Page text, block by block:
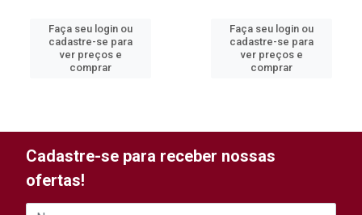
Faça seu login ou
cadastre-se para
ver preços e
comprar
Faça seu login ou
cadastre-se para
ver preços e
comprar
Cadastre-se para receber nossas
ofertas!